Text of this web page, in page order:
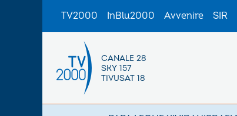
TV2000 InBlu2000 Avvenire SIR
CANALE 28
SKY 157
TIVUSAT 18